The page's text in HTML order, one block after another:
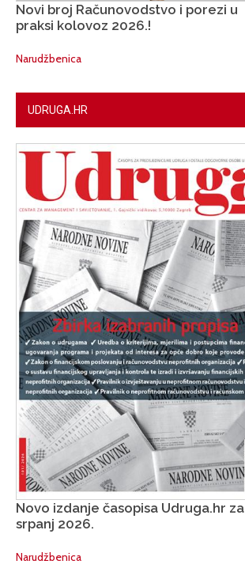
Novi broj Računovodstvo i porezi u
praksi kolovoz 2026.!
Narudžbenica
UDRUGA.HR
Novo izdanje časopisa Udruga.hr za
srpanj 2026.
Narudžbenica